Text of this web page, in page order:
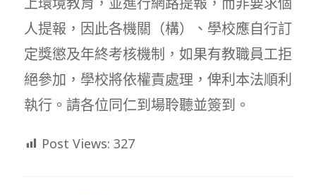
人提報，因此各機關（構）、學校應自行訂
定獎懲及年終考核機制，如果有教職員工拒
絕參加，學校將依權責處理，俾利本法順利
執行。請各位同仁到場聆聽並簽到。
Post Views: 327